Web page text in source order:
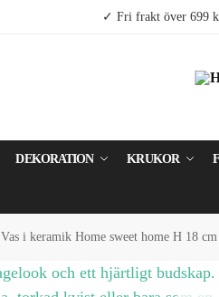
✓ Fri frakt över 699
DEKORATION KRUKOR
Vas i keramik Home sweet home H 18 cm